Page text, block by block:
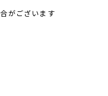
がございます